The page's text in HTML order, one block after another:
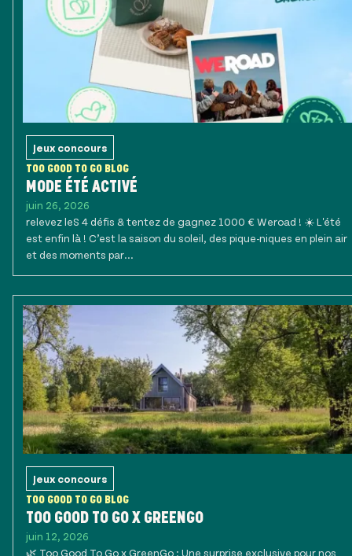
Jeux concours
TOO GOOD TO GO BLOG
MODE ÉTÉ ACTIVÉ
juin 26, 2026
relevez leS 4 défis & tentez de gagnez 1000 € Weroad ! ☀️ L'été
est enfin là ! C’est la saison du soleil, des pique-niques en plein air
et des moments par...
Jeux concours
TOO GOOD TO GO BLOG
TOO GOOD TO GO X GREENGO
juin 12, 2026
🌿 Too Good To Go x GreenGo : Une surprise exclusive pour nos